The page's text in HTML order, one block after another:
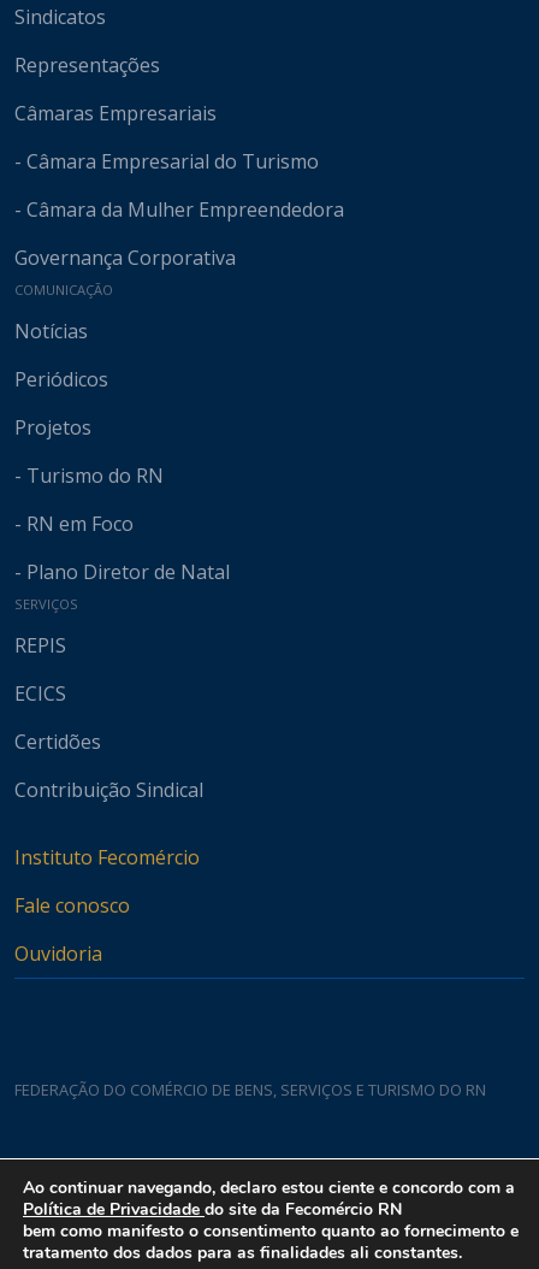
Sindicatos
Representações
Câmaras Empresariais
- Câmara Empresarial do Turismo
- Câmara da Mulher Empreendedora
Governança Corporativa
COMUNICAÇÃO
Notícias
Periódicos
Projetos
- Turismo do RN
- RN em Foco
- Plano Diretor de Natal
SERVIÇOS
REPIS
ECICS
Certidões
Contribuição Sindical
Instituto Fecomércio
Fale conosco
Ouvidoria
FEDERAÇÃO DO COMÉRCIO DE BENS, SERVIÇOS E TURISMO DO RN
Rua Padre João Damasceno, 1935 - Lagoa Nova CEP 59075-760
Ao continuar navegando, declaro estou ciente e concordo com a
Política de Privacidade do site da Fecomércio RN
bem como manifesto o consentimento quanto ao fornecimento e
tratamento dos dados para as finalidades ali constantes.